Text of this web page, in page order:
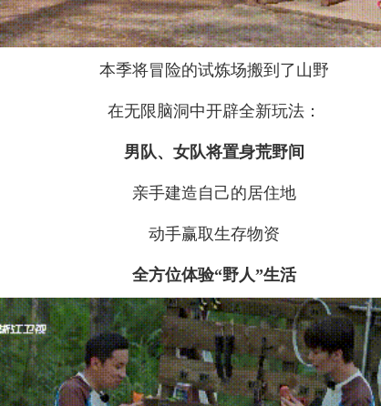
本季将冒险的试炼场搬到了山野
在无限脑洞中开辟全新玩法：
男队、女队将置身荒野间
亲手建造自己的居住地
动手赢取生存物资
全方位体验“野人”生活